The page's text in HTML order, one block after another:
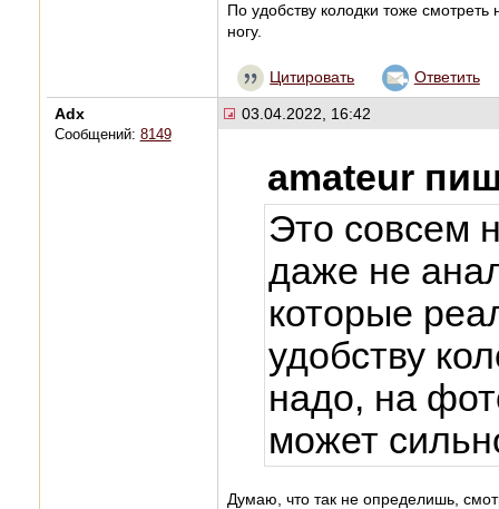
По удобству колодки тоже
ногу.
Цитировать Ответить
Adx
Сообщений: 8149
03.04.2022, 16:42
amateur
Это совсем
даже не
которые
удобству
надо, на
может
Думаю, что так не определишь,